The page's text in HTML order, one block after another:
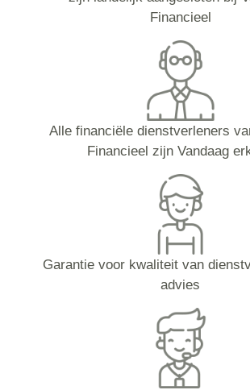
Financieel
Alle financiële dienstverleners
Financieel zijn Vandaag
Garantie voor kwaliteit van
advies